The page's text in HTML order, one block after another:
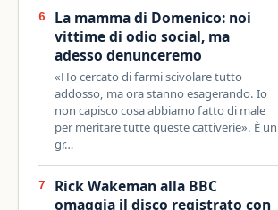
6
La mamma di Domenico: noi
vittime di odio social, ma
adesso denunceremo
«Ho cercato di farmi scivolare tutto
addosso, ma ora stanno esagerando. Io
non capisco cosa abbiamo fatto di male
per meritare tutte queste cattiverie». È un
gr…
7
Rick Wakeman alla BBC
omaggia il disco registrato con